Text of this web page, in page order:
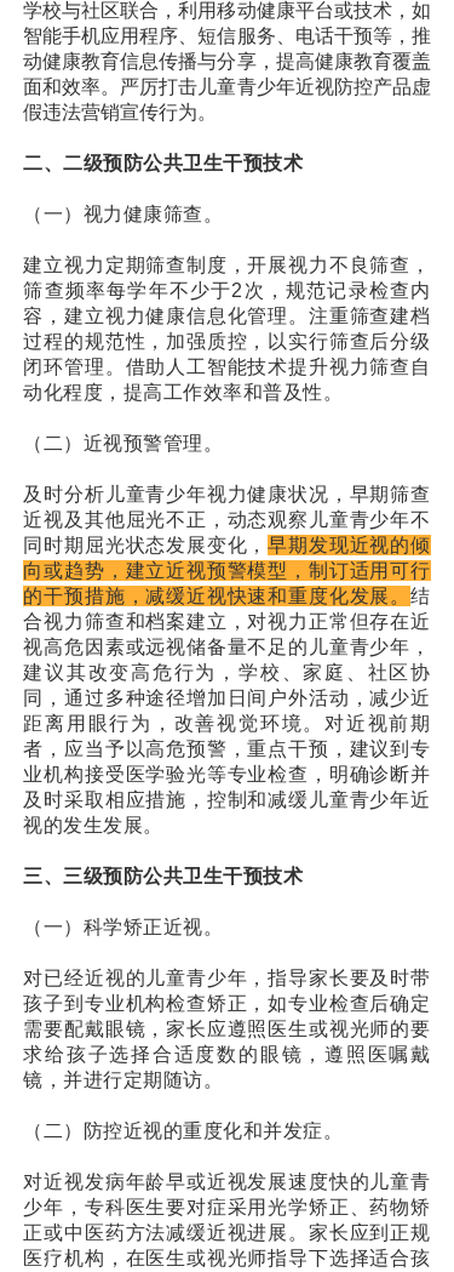
学校与社区联合，利用移动健康平台或技术，如
智能手机应用程序、短信服务、电话干预等，推
动健康教育信息传播与分享，提高健康教育覆盖
面和效率。严厉打击儿童青少年近视防控产品虚
假违法营销宣传行为。
二、二级预防公共卫生干预技术
（一）视力健康筛查。
建立视力定期筛查制度，开展视力不良筛查，
筛查频率每学年不少于2次，规范记录检查内
容，建立视力健康信息化管理。注重筛查建档
过程的规范性，加强质控，以实行筛查后分级
闭环管理。借助人工智能技术提升视力筛查自
动化程度，提高工作效率和普及性。
（二）近视预警管理。
及时分析儿童青少年视力健康状况，早期筛查
近视及其他屈光不正，动态观察儿童青少年不
同时期屈光状态发展变化，早期发现近视的倾
向或趋势，建立近视预警模型，制订适用可行
的干预措施，减缓近视快速和重度化发展。结
合视力筛查和档案建立，对视力正常但存在近
视高危因素或远视储备量不足的儿童青少年，
建议其改变高危行为，学校、家庭、社区协
同，通过多种途径增加日间户外活动，减少近
距离用眼行为，改善视觉环境。对近视前期
者，应当予以高危预警，重点干预，建议到专
业机构接受医学验光等专业检查，明确诊断并
及时采取相应措施，控制和减缓儿童青少年近
视的发生发展。
三、三级预防公共卫生干预技术
（一）科学矫正近视。
对已经近视的儿童青少年，指导家长要及时带
孩子到专业机构检查矫正，如专业检查后确定
需要配戴眼镜，家长应遵照医生或视光师的要
求给孩子选择合适度数的眼镜，遵照医嘱戴
镜，并进行定期随访。
（二）防控近视的重度化和并发症。
对近视发病年龄早或近视发展速度快的儿童青
少年，专科医生要对症采用光学矫正、药物矫
正或中医药方法减缓近视进展。家长应到正规
医疗机构，在医生或视光师指导下选择适合孩